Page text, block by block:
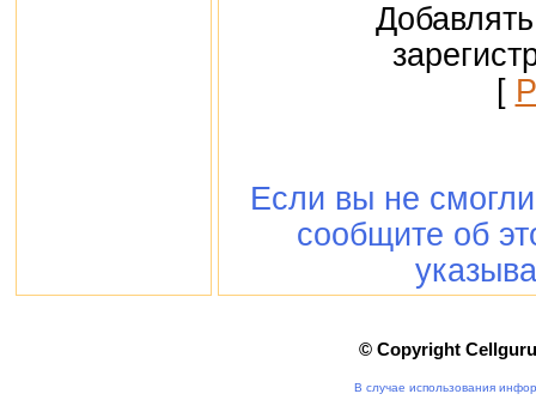
[
Если вы не
сообщите об
© Copyright
В случае использования